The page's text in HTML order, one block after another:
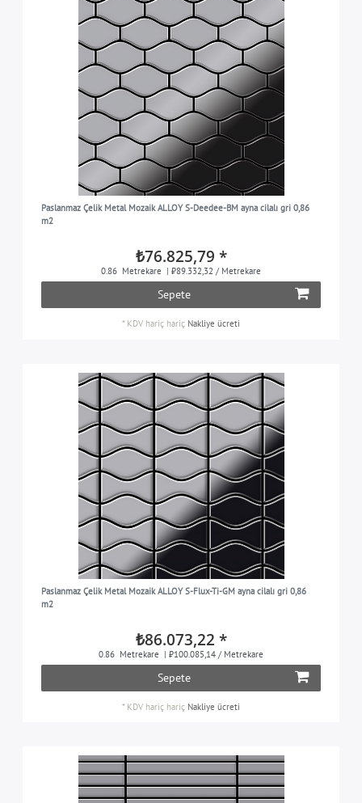
Paslanmaz Çelik Metal Mozaik ALLOY S-Deedee-BM ayna cilalı gri 0,86
m2
₺76.825,79 *
0.86 Metrekare | ₺89.332,32 / Metrekare
Sepete
* KDV hariç hariç Nakliye ücreti
Paslanmaz Çelik Metal Mozaik ALLOY S-Flux-Ti-GM ayna cilalı gri 0,86
m2
₺86.073,22 *
0.86 Metrekare | ₺100.085,14 / Metrekare
Sepete
* KDV hariç hariç Nakliye ücreti